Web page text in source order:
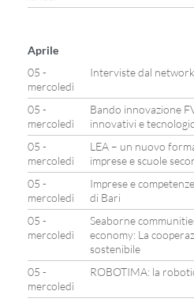
Aprile
05 -
mercoledì
Interviste dal
05 -
mercoledì
Bando innovazione
innovativi e
05 -
mercoledì
LEA – un nuovo
imprese e scuole
05 -
mercoledì
Imprese e
di Bari
05 -
mercoledì
Seaborne
economy: La
sostenibile
05 -
mercoledì
ROBOTIMA: la